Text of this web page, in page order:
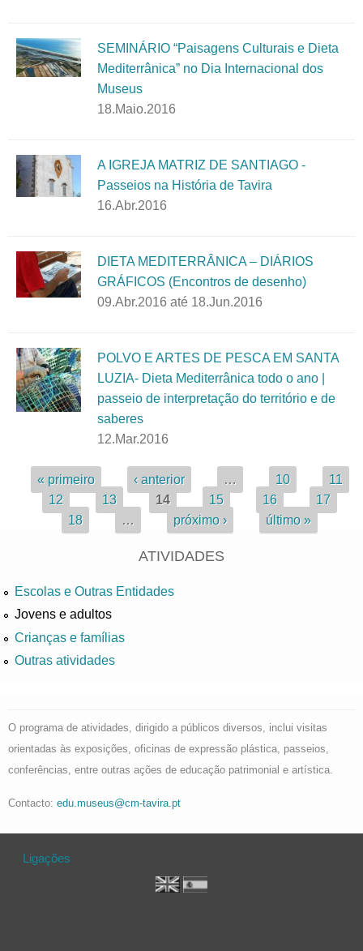
SEMINÁRIO “Paisagens Culturais e Dieta
Mediterrânica” no Dia Internacional dos
Museus
18.Maio.2016
A IGREJA MATRIZ DE SANTIAGO -
Passeios na História de Tavira
16.Abr.2016
DIETA MEDITERRÂNICA – DIÁRIOS
GRÁFICOS (Encontros de desenho)
09.Abr.2016 até 18.Jun.2016
POLVO E ARTES DE PESCA EM SANTA
LUZIA- Dieta Mediterrânica todo o ano |
passeio de interpretação do território e de
saberes
12.Mar.2016
Páginas« primeiro ‹ anterior … 10
11
12
13 14 15 16
17
18
… próximo › último »
ATIVIDADES
Escolas e Outras Entidades
Jovens e adultos
Crianças e famílias
Outras atividades
O programa de atividades, dirigido a públicos diversos, inclui visitas
orientadas às exposições, oficinas de expressão plástica, passeios,
conferências, entre outras ações de educação patrimonial e artística.
Contacto: edu.museus@cm-tavira.pt
Ligações